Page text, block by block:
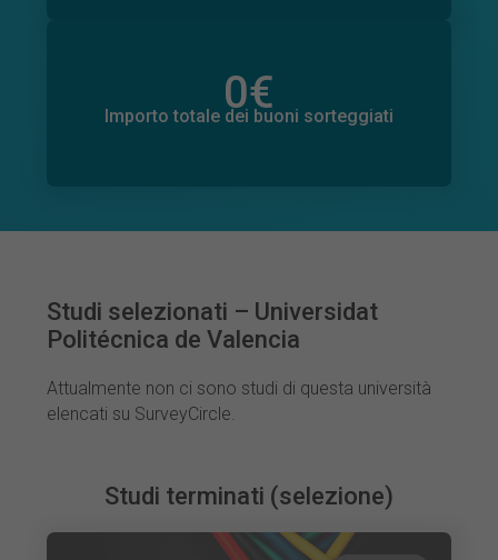
0€
Importo totale dei buoni sorteggiati
0€
Importo totale delle donazioni promesse
Studi selezionati – Universidat
Politécnica de Valencia
Attualmente non ci sono studi di questa università
elencati su SurveyCircle.
Studi terminati (selezione)